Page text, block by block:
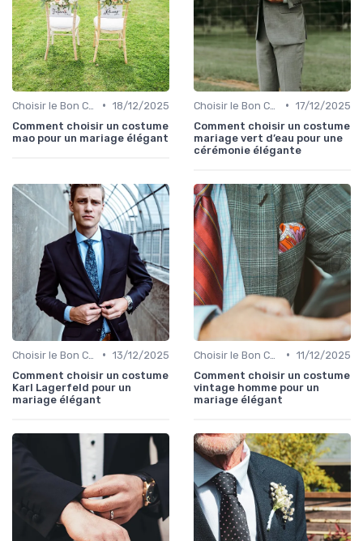
• 18/12/2025
Comment choisir un costume
mao pour un mariage élégant
• 17/12/2025
Comment choisir un costume
mariage vert d’eau pour une
cérémonie élégante
• 13/12/2025
Comment choisir un costume
Karl Lagerfeld pour un
mariage élégant
• 11/12/2025
Comment choisir un costume
vintage homme pour un
mariage élégant